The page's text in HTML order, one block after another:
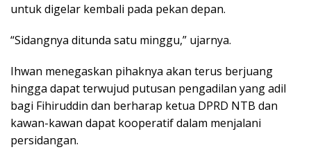
untuk digelar kembali pada pekan depan.
“Sidangnya ditunda satu minggu,” ujarnya.
Ihwan menegaskan pihaknya akan terus berjuang
hingga dapat terwujud putusan pengadilan yang adil
bagi Fihiruddin dan berharap ketua DPRD NTB dan
kawan-kawan dapat kooperatif dalam menjalani
persidangan.